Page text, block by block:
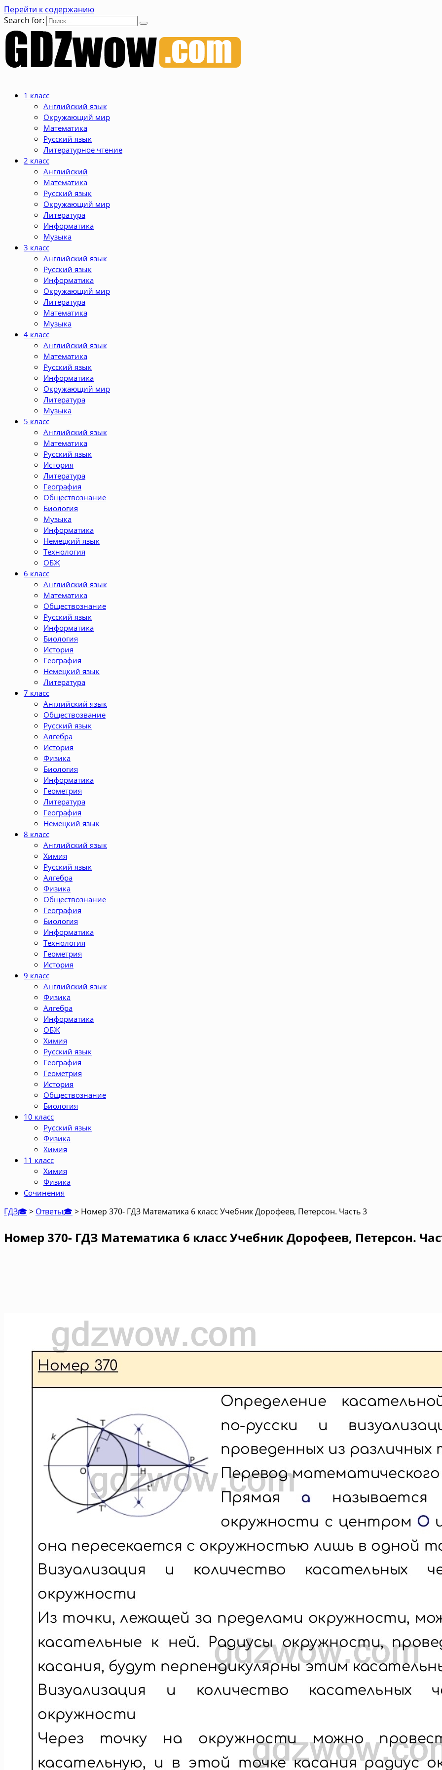
Перейти к содержанию
Search for:
1 класс
Английский язык
Окружающий мир
Математика
Русский язык
Литературное чтение
2 класс
Английский
Математика
Русский язык
Окружающий мир
Литература
Информатика
Музыка
3 класс
Английский язык
Русский язык
Информатика
Окружающий мир
Литература
Математика
Музыка
4 класс
Английский язык
Математика
Русский язык
Информатика
Окружающий мир
Литература
Музыка
5 класс
Английский язык
Математика
Русский язык
История
Литература
География
Обществознание
Биология
Музыка
Информатика
Немецкий язык
Технология
ОБЖ
6 класс
Английский язык
Математика
Обществознание
Русский язык
Информатика
Биология
История
География
Немецкий язык
Литература
7 класс
Английский язык
Обществозвание
Русский язык
Алгебра
История
Физика
Биология
Информатика
Геометрия
Литература
География
Немецкий язык
8 класс
Английский язык
Химия
Русский язык
Алгебра
Физика
Обществознание
География
Биология
Информатика
Технология
Геометрия
История
9 класс
Английский язык
Физика
Алгебра
Информатика
ОБЖ
Химия
Русский язык
География
Геометрия
История
Обществознание
Биология
10 класс
Русский язык
Физика
Химия
11 класс
Химия
Физика
Сочинения
ГДЗ🎓> Ответы🎓> Номер 370- ГДЗ Математика 6 класс Учебник Дорофеев, Петерсон. Часть 3
Номер 370- ГДЗ Математика 6 класс Учебник Дорофеев, Петерсон.